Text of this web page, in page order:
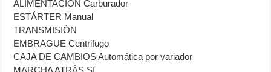
ALIMENTACIÓN Carburador
ESTÁRTER Manual
TRANSMISIÓN
EMBRAGUE Centrifugo
CAJA DE CAMBIOS Automática por variador
MARCHA ATRÁS Sí